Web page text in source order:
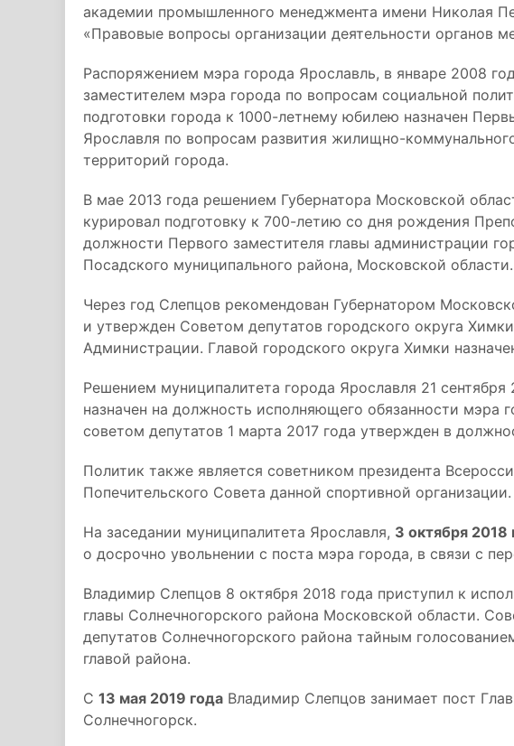
академии промышленного менеджмента имени Николая
«Правовые вопросы организации деятельности органов
Распоряжением мэра города Ярославль, в январе 2008
заместителем мэра города по вопросам социальной
подготовки города к 1000-летнему юбилею назначен
Ярославля по вопросам развития жилищно-
территорий города.
В мае 2013 года решением Губернатора Московской
курировал подготовку к 700-летию со дня рождения
должности Первого заместителя главы администрации
Посадского муниципального района, Московской области.
Через год Слепцов рекомендован Губернатором
и утвержден Советом депутатов городского округа
Администрации. Главой городского округа Химки
Решением муниципалитета города Ярославля 21
назначен на должность исполняющего обязанности мэра
советом депутатов 1 марта 2017 года утвержден в
Политик также является советником президента
Попечительского Совета данной спортивной организации.
На заседании муниципалитета Ярославля, 3 октября 2018
о досрочно увольнении с поста мэра города, в связи с
Владимир Слепцов 8 октября 2018 года приступил к
главы Солнечногорского района Московской области.
депутатов Солнечногорского района тайным
главой района.
С 13 мая 2019 года Владимир Слепцов занимает пост
Солнечногорск.